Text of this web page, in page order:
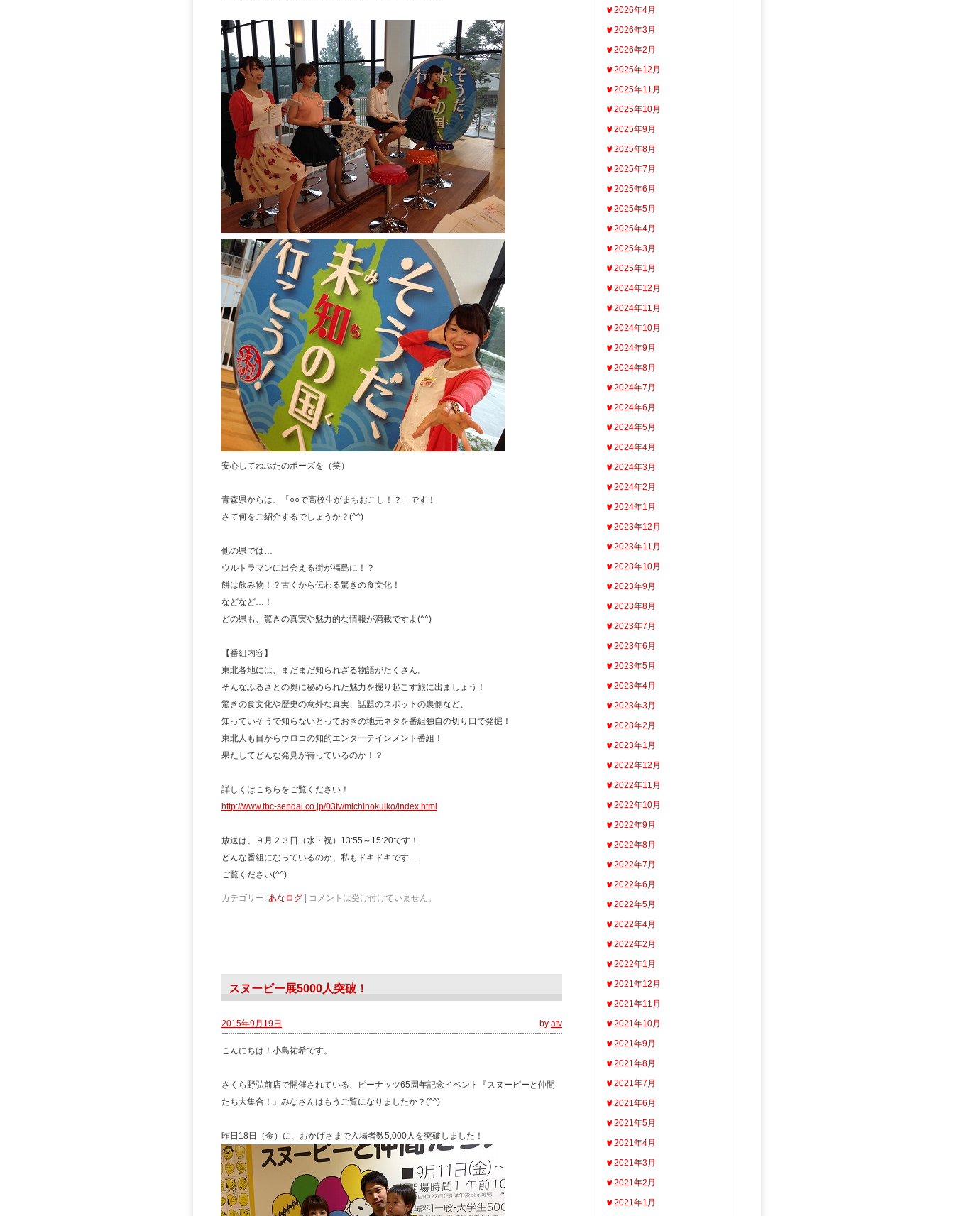
安心してねぶたのポーズを（笑）
青森県からは、「○○で高校生がまちおこし！？」です！
さて何をご紹介するでしょうか？(^^)
他の県では…
ウルトラマンに出会える街が福島に！？
餅は飲み物！？古くから伝わる驚きの食文化！
などなど…！
どの県も、驚きの真実や魅力的な情報が満載ですよ(^^)
【番組内容】
東北各地には、まだまだ知られざる物語がたくさん。
そんなふるさとの奥に秘められた魅力を掘り起こす旅に出ましょう！
驚きの食文化や歴史の意外な真実、話題のスポットの裏側など、
知っていそうで知らないとっておきの地元ネタを番組独自の切り口で発掘！
東北人も目からウロコの知的エンターテインメント番組！
果たしてどんな発見が待っているのか！？
詳しくはこちらをご覧ください！
http://www.tbc-sendai.co.jp/03tv/michinokuiko/index.html
放送は、９月２３日（水・祝）13:55～15:20です！
どんな番組になっているのか、私もドキドキです…
ご覧ください(^^)
カテゴリー: あなログ コメントは受け付けていません。
スヌーピー展5000人突破！
2015年9月19日 by atv
こんにちは！小島祐希です。
さくら野弘前店で開催されている、ピーナッツ65周年記念イベント『スヌーピーと仲間
たち大集合！』みなさんはもうご覧になりましたか？(^^)
昨日18日（金）に、おかげさまで入場者数5,000人を突破しました！
2026年4月
2026年3月
2026年2月
2025年12月
2025年11月
2025年10月
2025年9月
2025年8月
2025年7月
2025年6月
2025年5月
2025年4月
2025年3月
2025年1月
2024年12月
2024年11月
2024年10月
2024年9月
2024年8月
2024年7月
2024年6月
2024年5月
2024年4月
2024年3月
2024年2月
2024年1月
2023年12月
2023年11月
2023年10月
2023年9月
2023年8月
2023年7月
2023年6月
2023年5月
2023年4月
2023年3月
2023年2月
2023年1月
2022年12月
2022年11月
2022年10月
2022年9月
2022年8月
2022年7月
2022年6月
2022年5月
2022年4月
2022年2月
2022年1月
2021年12月
2021年11月
2021年10月
2021年9月
2021年8月
2021年7月
2021年6月
2021年5月
2021年4月
2021年3月
2021年2月
2021年1月